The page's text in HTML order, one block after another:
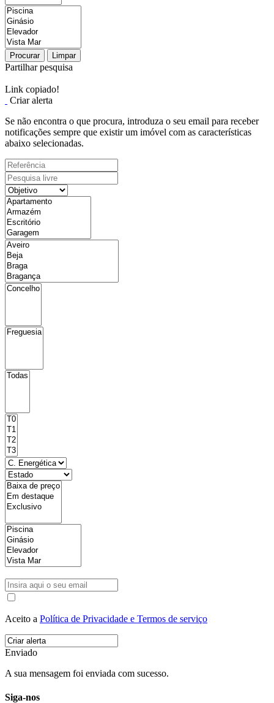
Procurar Limpar
Partilhar pesquisa
Link copiado!
Criar alerta
Se não encontra o que procura, introduza o seu email para receber
notificações sempre que existir um imóvel com as características
abaixo selecionadas.
Aceito a Política de Privacidade e Termos de serviço
Enviado
A sua mensagem foi enviada com sucesso.
Siga-nos